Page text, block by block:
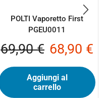
POLTI Vaporetto First
PGEU0011
69,90€ 68,90 €
Aggiungi al
carrello